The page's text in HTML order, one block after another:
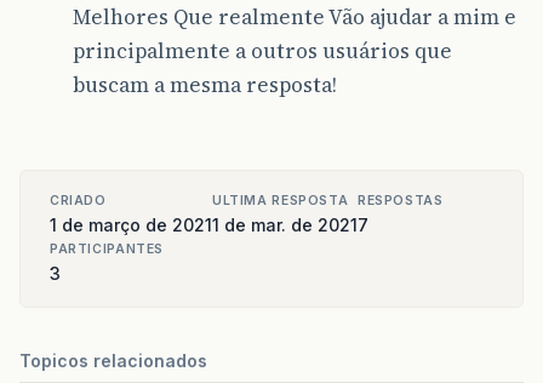
Melhores Que realmente Vão ajudar a mim e
principalmente a outros usuários que
buscam a mesma resposta!
CRIADO
1 de março de 2021
ULTIMA RESPOSTA
1 de mar. de 2021
RESPOSTAS
7
PARTICIPANTES
3
Topicos relacionados